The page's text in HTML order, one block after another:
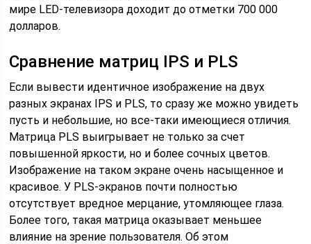
мире LED-телевизора доходит до отметки 700 000
долларов.
Сравнение матриц IPS и PLS
Если вывести идентичное изображение на двух
разных экранах IPS и PLS, то сразу же можно увидеть
пусть и небольшие, но все-таки имеющиеся отличия.
Матрица PLS выигрывает не только за счет
повышенной яркости, но и более сочных цветов.
Изображение на таком экране очень насыщенное и
красивое. У PLS-экранов почти полностью
отсутствует вредное мерцание, утомляющее глаза.
Более того, такая матрица оказывает меньшее
влияние на зрение пользователя. Об этом